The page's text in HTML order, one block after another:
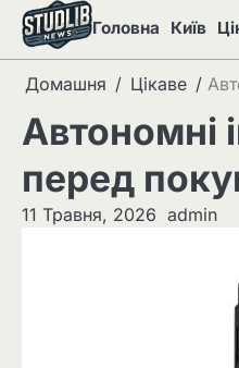
Перейти
вмісту
Головна Київ
Домашня Цікаве
Автономні
перед
11 Травня, 2026 admin